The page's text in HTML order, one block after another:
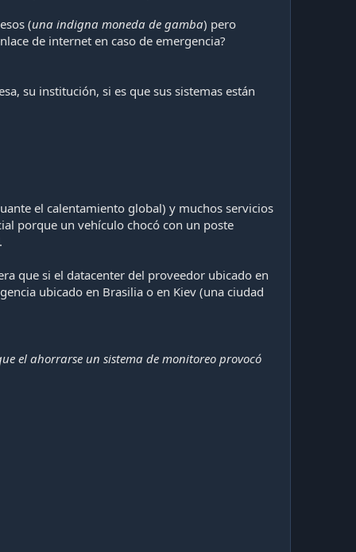
(una indigna moneda de gamba) pero
de internet en caso de emergencia?
su institución, si es que sus sistemas están
el calentamiento global) y muchos servicios
porque un vehículo chocó con un poste
que si el datacenter del proveedor ubicado en
ubicado en Brasilia o en Kiev (una ciudad
el ahorrarse un sistema de monitoreo provocó